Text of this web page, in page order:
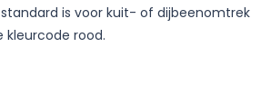
is voor kuit- of dijbeenomtrek
rood.